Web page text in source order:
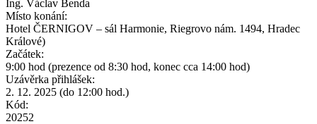
Ing. Václav Benda
Místo konání:
Hotel ČERNIGOV – sál Harmonie, Riegrovo nám. 1494, Hradec
Králové)
Začátek:
9:00 hod (prezence od 8:30 hod, konec cca 14:00 hod)
Uzávěrka přihlášek:
2. 12. 2025 (do 12:00 hod.)
Kód:
20252